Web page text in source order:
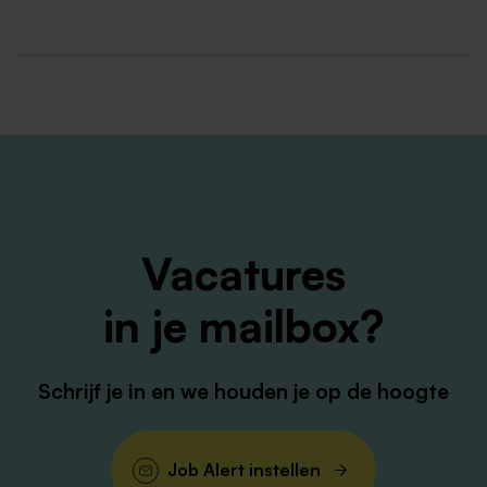
het leveren van chemicaliën en
Wat bieden wij jou?
Wij bieden een uitdagende en afwisselende
parttimefunctie in een groeiend familiebedrijf met een
betrokken team waarin collega’s elkaar helpen en
samenwerken vanzelfsprekend is.
Vacatures
in je mailbox?
Schrijf je in en we houden je op de hoogte
Job Alert instellen